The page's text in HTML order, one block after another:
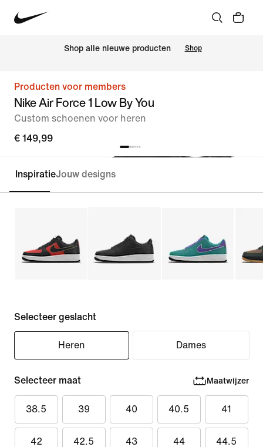
Shop alle nieuwe producten Shop
Producten voor members
Nike Air Force 1 Low By You
Custom schoenen voor heren
€ 149,99
Customize
InspiratieJouw designs
Selecteer geslacht
Heren Dames
Selecteer maat Maatwijzer
38.5 39 40 40.5 41
42 42.5 43 44 44.5